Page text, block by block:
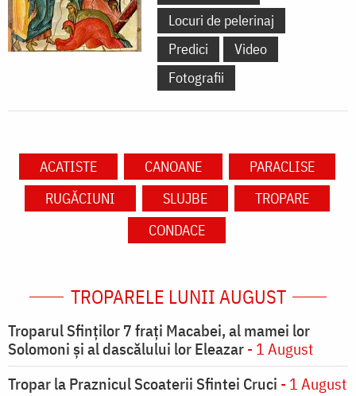
Locuri de pelerinaj
Predici
Video
Fotografii
ACATISTE CANOANE
PARACLISE
RUGĂCIUNI
SLUJBE
TROPARE
CONDACE
TROPARELE LUNII AUGUST
Troparul Sfinţilor 7 fraţi Macabei, al mamei lor
Solomoni şi al dascălului lor Eleazar- 1 August
Tropar la Praznicul Scoaterii Sfintei Cruci - 1 August